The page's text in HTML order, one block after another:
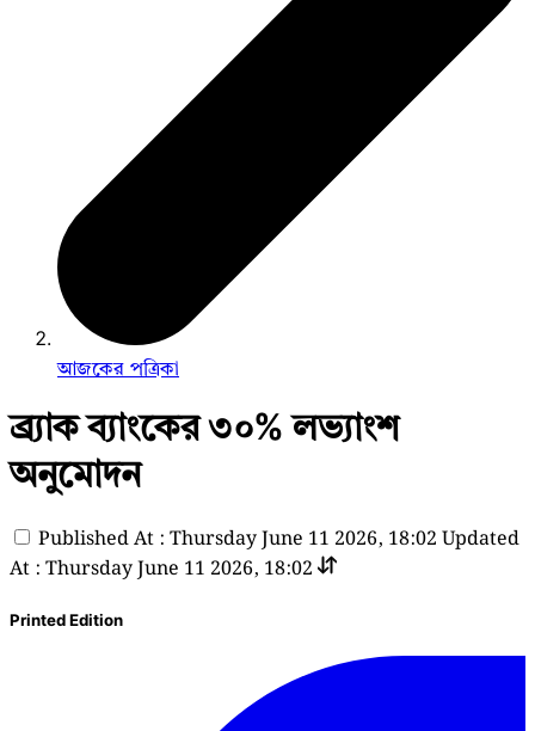
আজকের পত্রিকা
ব্র্যাক ব্যাংকের ৩০% লভ্যাংশ
অনুমোদন
Published At : Thursday June 11 2026, 18:02 Updated
At : Thursday June 11 2026, 18:02
Printed Edition